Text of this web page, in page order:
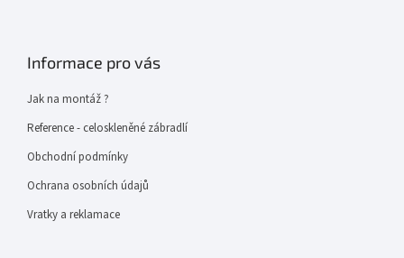
Informace pro vás
Jak na montáž ?
Reference - celoskleněné zábradlí
Obchodní podmínky
Ochrana osobních údajů
Vratky a reklamace